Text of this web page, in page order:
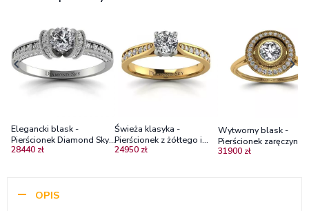
Elegancki blask -
Pierścionek Diamond Sky,
białe złoto 585, brylanty
28440 zł
Świeża klasyka -
Pierścionek z żółtego i
białego złota z
24950 zł
Wytworny blask -
Pierścionek
Diamond Sky, żółte
31900 zł
OPIS